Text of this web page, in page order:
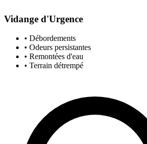
Vidange d'Urgence
• Débordements
• Odeurs persistantes
• Remontées d'eau
• Terrain détrempé